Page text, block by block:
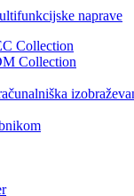
naprave
Collection
Collection